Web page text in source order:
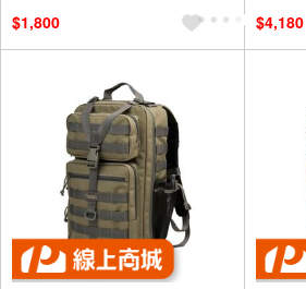
$1,800
$4,180